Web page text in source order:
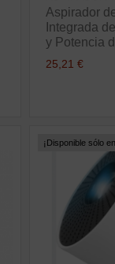
Aspirador
Integrada
y Potencia
25,21 €
¡Disponible sólo